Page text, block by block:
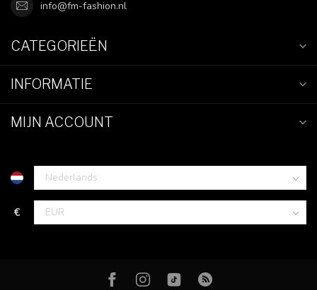
info@fm-fashion.nl
CATEGORIEËN
INFORMATIE
MIJN ACCOUNT
€